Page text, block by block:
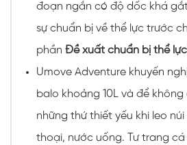
đoạn ngắn có độ dốc khá
sự chuẩn bị về thể lực trước
phần Đề xuất chuẩn bị thể lực
Umove Adventure khuyến
balo khoảng 10L và để
những thứ thiết yếu khi leo núi
thoại, nước uống. Tư trang